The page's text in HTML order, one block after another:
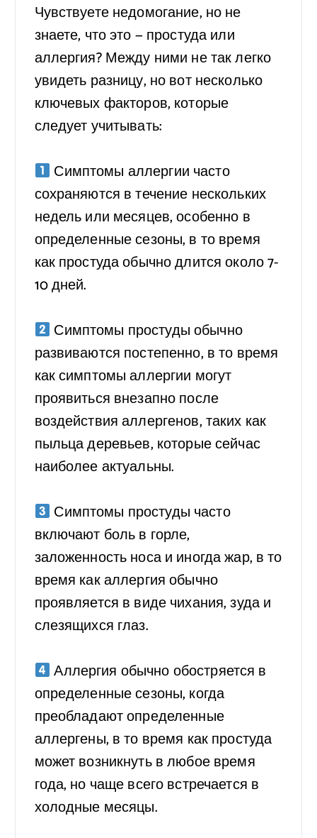
Чувствуете недомогание, но не
знаете, что это — простуда или
аллергия? Между ними не так легко
увидеть разницу, но вот несколько
ключевых факторов, которые
следует учитывать:
Симптомы аллергии часто
сохраняются в течение нескольких
недель или месяцев, особенно в
определенные сезоны, в то время
как простуда обычно длится около 7-
10 дней.
Симптомы простуды обычно
развиваются постепенно, в то время
как симптомы аллергии могут
проявиться внезапно после
воздействия аллергенов, таких как
пыльца деревьев, которые сейчас
наиболее актуальны.
Симптомы простуды часто
включают боль в горле,
заложенность носа и иногда жар, в то
время как аллергия обычно
проявляется в виде чихания, зуда и
слезящихся глаз.
Аллергия обычно обостряется в
определенные сезоны, когда
преобладают определенные
аллергены, в то время как простуда
может возникнуть в любое время
года, но чаще всего встречается в
холодные месяцы.